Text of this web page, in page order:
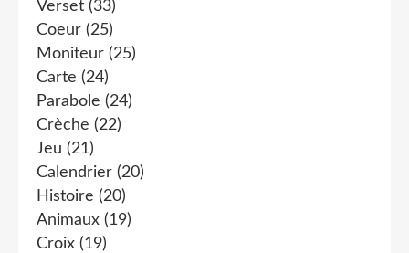
Verset (33)
Coeur (25)
Moniteur (25)
Carte (24)
Parabole (24)
Crèche (22)
Jeu (21)
Calendrier (20)
Histoire (20)
Animaux (19)
Croix (19)